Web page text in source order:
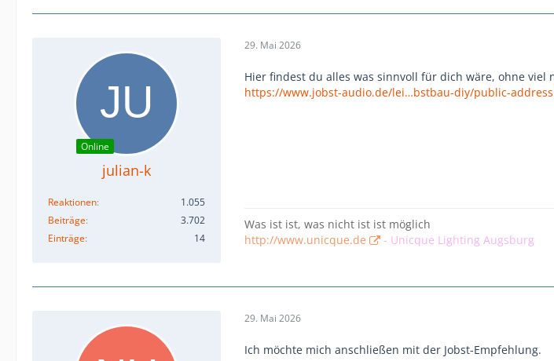
Online
julian-k
Reaktionen
1.055
Beiträge
3.702
Einträge
14
29. Mai 2026
Hier findest du alles was sinnvoll für dich wäre, ohne viel
https://www.jobst-audio.de/lei…bstbau-diy/public-address
Was ist ist, was nicht ist ist möglich
http://www.unicque.de
- Unicque Lighting Augsburg
29. Mai 2026
Ich möchte mich anschließen mit der Jobst-Empfehlung.